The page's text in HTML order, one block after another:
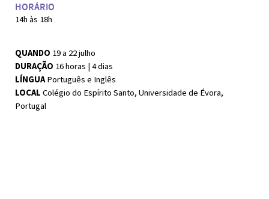
HORÁRIO
14h às 18h
QUANDO 19 a 22 julho
DURAÇÃO 16 horas | 4 dias
LÍNGUAPortuguês e Inglês
LOCAL Colégio do Espírito Santo, Universidade de Évora,
Portugal